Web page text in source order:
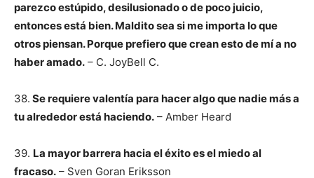
parezco estúpido, desilusionado o de poco juicio,
entonces está bien. Maldito sea si me importa lo que
otros piensan. Porque prefiero que crean esto de mí a no
haber amado. – C. JoyBell C.
38. Se requiere valentía para hacer algo que nadie más a
tu alrededor está haciendo. – Amber Heard
39. La mayor barrera hacia el éxito es el miedo al
fracaso. – Sven Goran Eriksson